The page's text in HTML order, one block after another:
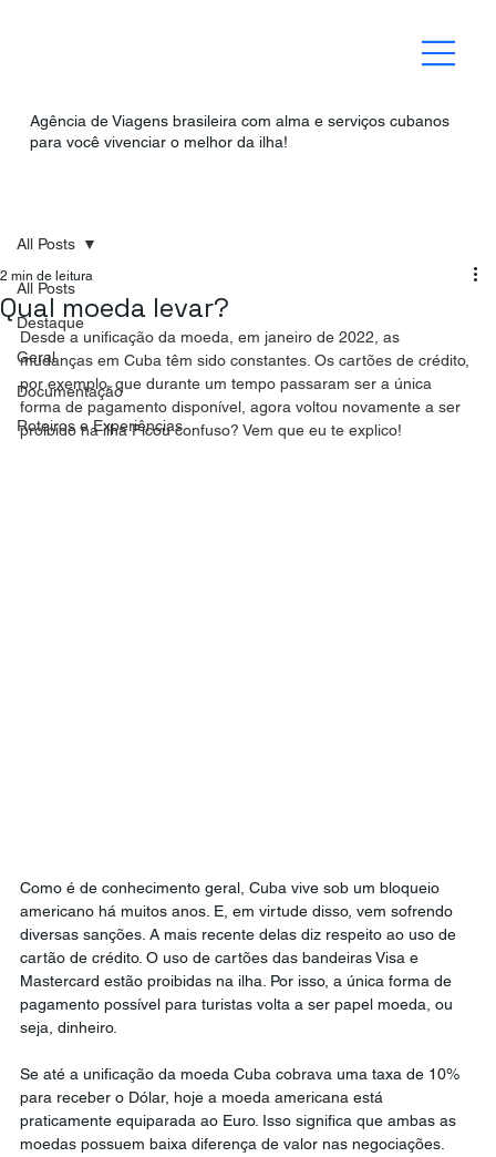
Agência de Viagens brasileira com alma e serviços cubanos
para você vivenciar o melhor da ilha!
All Posts
Destaque
Geral
Documentação
Roteiros e Experiências
All Posts
Qual moeda levar?
2 min de leitura
Desde a unificação da moeda, em janeiro de 2022, as
mudanças em Cuba têm sido constantes. Os cartões de crédito,
por exemplo, que durante um tempo passaram ser a única
forma de pagamento disponível, agora voltou novamente a ser
proibido na ilha Ficou confuso? Vem que eu te explico!
Como é de conhecimento geral, Cuba vive sob um bloqueio
americano há muitos anos. E, em virtude disso, vem sofrendo
diversas sanções. A mais recente delas diz respeito ao uso de
cartão de crédito. O uso de cartões das bandeiras Visa e
Mastercard estão proibidas na ilha. Por isso, a única forma de
pagamento possível para turistas volta a ser papel moeda, ou
seja, dinheiro.
Se até a unificação da moeda Cuba cobrava uma taxa de 10%
para receber o Dólar, hoje a moeda americana está
praticamente equiparada ao Euro. Isso significa que ambas as
moedas possuem baixa diferença de valor nas negociações.